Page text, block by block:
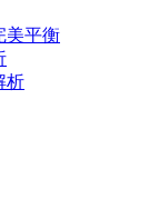
美平衡
析